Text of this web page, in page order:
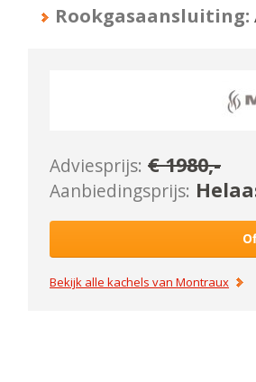
Rookgasaansluiting:
Adviesprijs: €1980,-
Aanbiedingsprijs:
Bekijk alle kachels vanMontraux